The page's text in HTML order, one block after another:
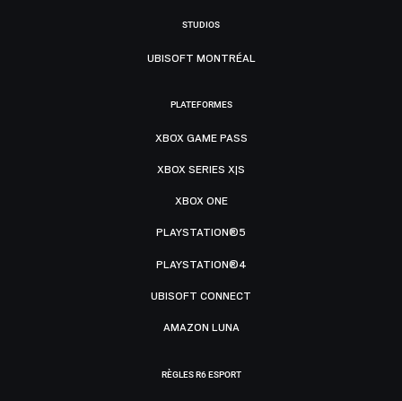
STUDIOS
UBISOFT MONTRÉAL
PLATEFORMES
XBOX GAME PASS
XBOX SERIES X|S
XBOX ONE
PLAYSTATION®5
PLAYSTATION®4
UBISOFT CONNECT
AMAZON LUNA
RÈGLES R6 ESPORT